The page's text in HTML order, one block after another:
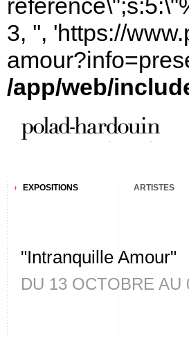
3, '', 'https://
/app/web/
EXPOSITIONS ARTISTES
"Intranquille Amour"
DU 13 OCTOBRE AU